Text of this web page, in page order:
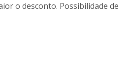
o desconto. Possibilidade de